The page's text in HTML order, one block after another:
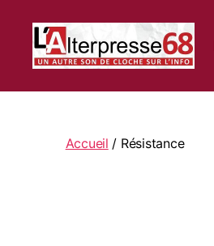
librairie
Accueil / Résistance